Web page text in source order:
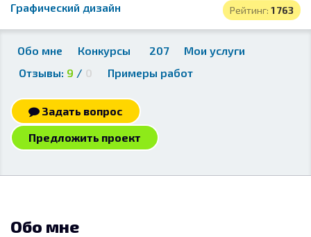
Рейтинг: 1 763
Графический дизайн
Обо мне Конкурсы 207
Мои услуги
Отзывы: 9 / 0 Примеры работ
Задать вопрос
Предложить проект
Обо мне